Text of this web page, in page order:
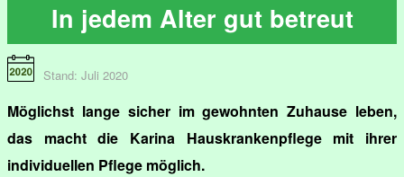
In jedem Alter gut betreut
Stand: Juli 2020
Möglichst lange sicher im gewohnten Zuhause leben,
das macht die Karina Hauskrankenpflege mit ihrer
individuellen Pflege möglich.